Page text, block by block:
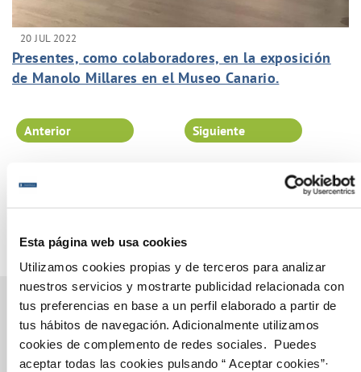
Esta página web usa cookies
Utilizamos cookies propias y de terceros para analizar
nuestros servicios y mostrarte publicidad relacionada con
tus preferencias en base a un perfil elaborado a partir de
tus hábitos de navegación. Adicionalmente utilizamos
cookies de complemento de redes sociales. Puedes
aceptar todas las cookies pulsando “ Aceptar cookies”·
20 JUL 2022
Presentes, como colaboradores, en la exposición
de Manolo Millares en el Museo Canario.
Página 27 de 102
Anterior Siguiente
Gestiones Online